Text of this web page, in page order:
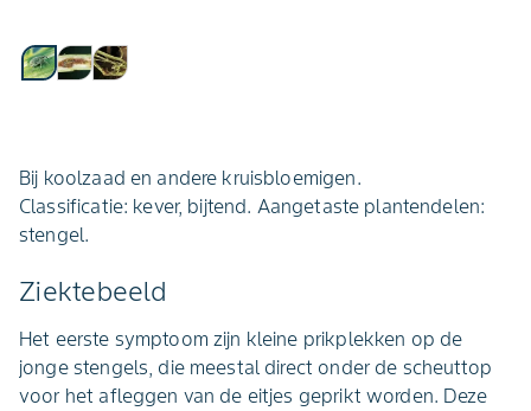
Bij koolzaad en andere kruisbloemigen.
Classificatie: kever, bijtend. Aangetaste plantendelen:
stengel.
Ziektebeeld
Het eerste symptoom zijn kleine prikplekken op de
jonge stengels, die meestal direct onder de scheuttop
voor het afleggen van de eitjes geprikt worden. Deze